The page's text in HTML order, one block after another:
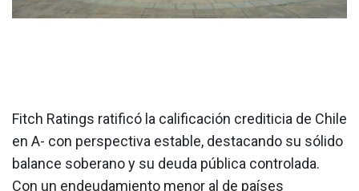
Fitch Ratings ratificó la calificación crediticia de Chile
en A- con perspectiva estable, destacando su sólido
balance soberano y su deuda pública controlada.
Con un endeudamiento menor al de países